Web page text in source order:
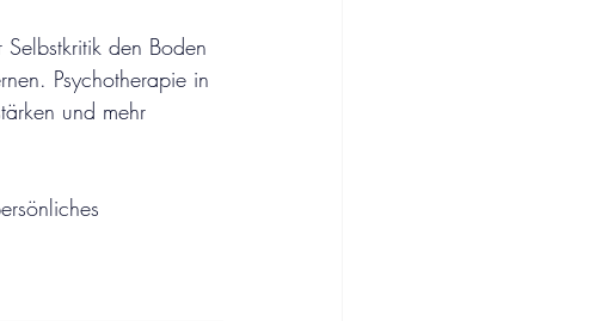
Selbstkritik den Boden
Psychotherapie in
und mehr